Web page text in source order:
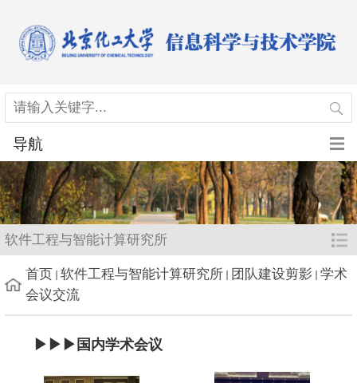
导航
软件工程与智能计算研究所
首页 软件工程与智能计算研究所 团队建设剪影 学术
会议交流
▶▶ ▶ 国内学术会议